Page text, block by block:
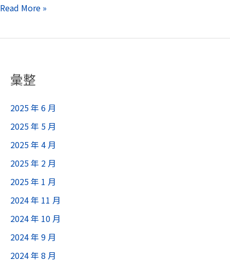
一
Read More »
彙整
2025 年 6 月
2025 年 5 月
2025 年 4 月
2025 年 2 月
2025 年 1 月
2024 年 11 月
2024 年 10 月
2024 年 9 月
2024 年 8 月